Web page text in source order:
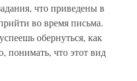
что приведены в
во время письма.
обернуться, как
понимать, что этот вид